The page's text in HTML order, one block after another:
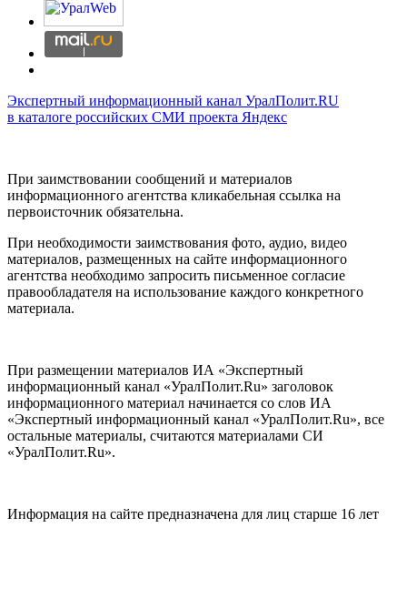
Экспертный информационный канал УралПолит.RU
в каталоге российских СМИ проекта Яндекс
При заимствовании сообщений и материалов
информационного агентства кликабельная ссылка на
первоисточник обязательна.
При необходимости заимствования фото, аудио, видео
материалов, размещенных на сайте информационного
агентства необходимо запросить письменное согласие
правообладателя на использование каждого конкретного
материала.
При размещении материалов ИА «Экспертный
информационный канал «УралПолит.Ru» заголовок
информационного материал начинается со слов ИА
«Экспертный информационный канал «УралПолит.Ru», все
остальные материалы, считаются материалами СИ
«УралПолит.Ru».
Информация на сайте предназначена для лиц старше 16 лет